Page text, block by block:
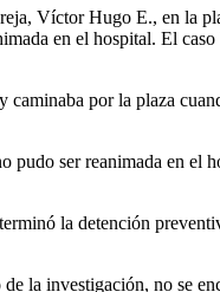
Víctor Hugo E., en la
en el hospital. El
por la plaza
pudo ser reanimada en
la detención
la investigación, no se